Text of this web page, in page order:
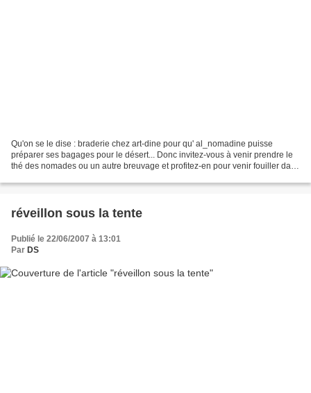
Qu'on se le dise : braderie chez art-dine pour qu' al_nomadine puisse
préparer ses bagages pour le désert... Donc invitez-vous à venir prendre le
thé des nomades ou un autre breuvage et profitez-en pour venir fouiller dans
réveillon sous la tente
Publié le 22/06/2007 à 13:01
Par DS